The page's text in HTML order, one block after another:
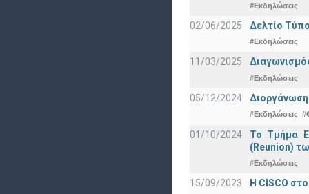
#Εκδηλώσεις
02/06/2025 Δελτίο
#Εκδηλώσεις
11/03/2025
#Εκδηλώσεις
05/12/2024
#Εκδηλώσεις
01/10/2024
Το Τμήμα
(Reunion)
#Εκδηλώσεις
15/09/2023 Η CISCO